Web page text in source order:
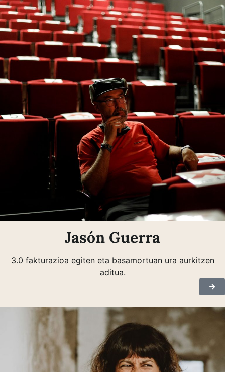
Jasón Guerra
3.0 fakturazioa egiten eta basamortuan ura aurkitzen
aditua.